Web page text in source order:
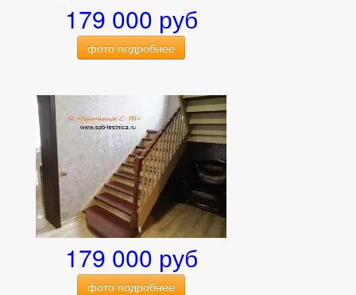
179 000 руб
фото подробнее
179 000 руб
фото подробнее